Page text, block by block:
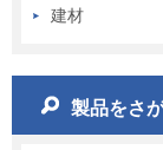
建材
製品をさ